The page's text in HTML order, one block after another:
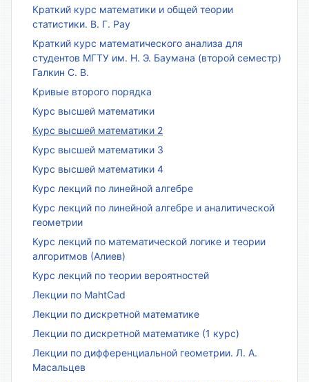
Краткий курс математики и общей теории
статистики. В. Г. Рау
Краткий курс математического анализа для
студентов МГТУ им. Н. Э. Баумана (второй семестр)
Галкин С. В.
Кривые второго порядка
Курс высшей математики
Курс высшей математики 2
Курс высшей математики 3
Курс высшей математики 4
Курс лекций по линейной алгебре
Курс лекций по линейной алгебре и аналитической
геометрии
Курс лекций по математической логике и теории
алгоритмов (Алиев)
Курс лекций по теории вероятностей
Лекции по MahtCad
Лекции по дискретной математике
Лекции по дискретной математике (1 курс)
Лекции по дифференциальной геометрии. Л. А.
Масальцев